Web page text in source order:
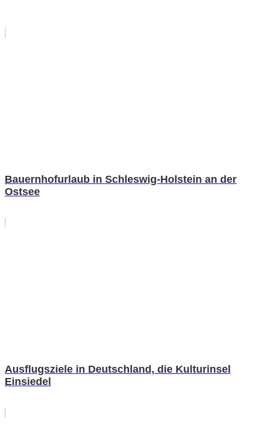
Bauernhofurlaub in Schleswig-Holstein an der
Ostsee
Ausflugsziele in Deutschland, die Kulturinsel
Einsiedel